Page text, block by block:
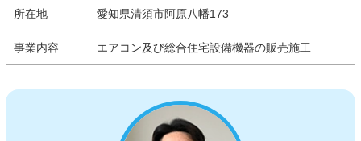
所在地 愛知県清須市阿原八幡173
事業内容 エアコン及び総合住宅設備機器の販売施工